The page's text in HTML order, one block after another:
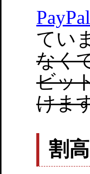
PayPal
てい
なく
ビッ
けま
割